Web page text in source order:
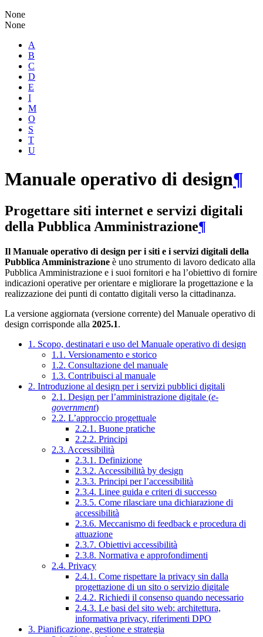
None
None
A
B
C
D
E
I
M
O
S
T
U
Manuale operativo di design¶
Progettare siti internet e servizi digitali
della Pubblica Amministrazione¶
Il Manuale operativo di design per i siti e i servizi digitali della
Pubblica Amministrazione è uno strumento di lavoro dedicato alla
Pubblica Amministrazione e i suoi fornitori e ha l’obiettivo di fornire
indicazioni operative per orientare e migliorare la progettazione e la
realizzazione dei punti di contatto digitali verso la cittadinanza.
La versione aggiornata (versione corrente) del Manuale operativo di
design corrisponde alla 2025.1.
1. Scopo, destinatari e uso del Manuale operativo di design
1.1. Versionamento e storico
1.2. Consultazione del manuale
1.3. Contribuisci al manuale
2. Introduzione al design per i servizi pubblici digitali
2.1. Design per l’amministrazione digitale (e-
government)
2.2. L’approccio progettuale
2.2.1. Buone pratiche
2.2.2. Principi
2.3. Accessibilità
2.3.1. Definizione
2.3.2. Accessibilità by design
2.3.3. Principi per l’accessibilità
2.3.4. Linee guida e criteri di successo
2.3.5. Come rilasciare una dichiarazione di
accessibilità
2.3.6. Meccanismo di feedback e procedura di
attuazione
2.3.7. Obiettivi accessibilità
2.3.8. Normativa e approfondimenti
2.4. Privacy
2.4.1. Come rispettare la privacy sin dalla
progettazione di un sito o servizio digitale
2.4.2. Richiedi il consenso quando necessario
2.4.3. Le basi del sito web: architettura,
informativa privacy, riferimenti DPO
3. Pianificazione, gestione e strategia